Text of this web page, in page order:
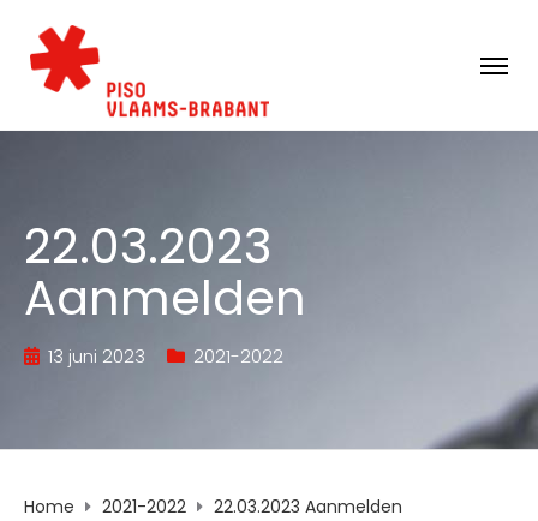
22.03.2023
Aanmelden
13 juni 2023 2021-2022
Home 2021-2022 22.03.2023 Aanmelden